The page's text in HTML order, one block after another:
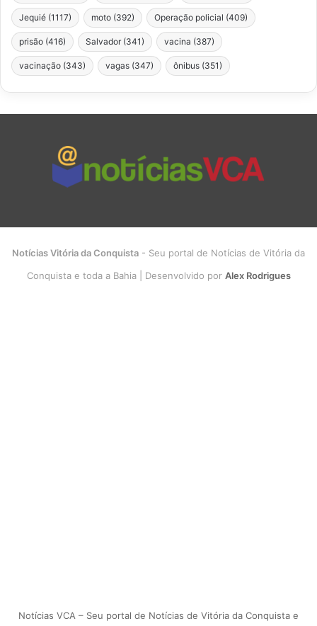
Jequié (1117) moto (392) Operação policial (409)
prisão (416) Salvador (341) vacina (387)
vacinação (343) vagas (347) ônibus (351)
Notícias Vitória da Conquista - Seu portal de Notícias de Vitória da
Conquista e toda a Bahia | Desenvolvido por Alex Rodrigues
Notícias VCA – Seu portal de Notícias de Vitória da Conquista e